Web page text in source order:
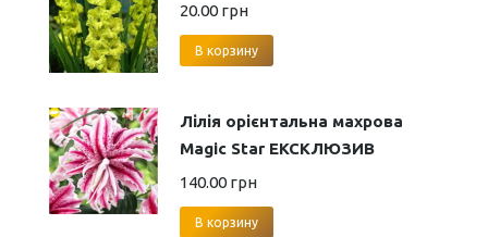
20.00 грн
В корзину
Лілія орієнтальна махрова
Magic Star ЕКСКЛЮЗИВ
140.00 грн
В корзину